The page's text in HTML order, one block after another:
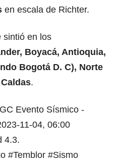
en escala de Richter.
sintió en los
Boyacá, Antioquia,
Bogotá D. C), Norte
.
Evento Sísmico -
11-04, 06:00
4.3.
#Temblor #Sismo